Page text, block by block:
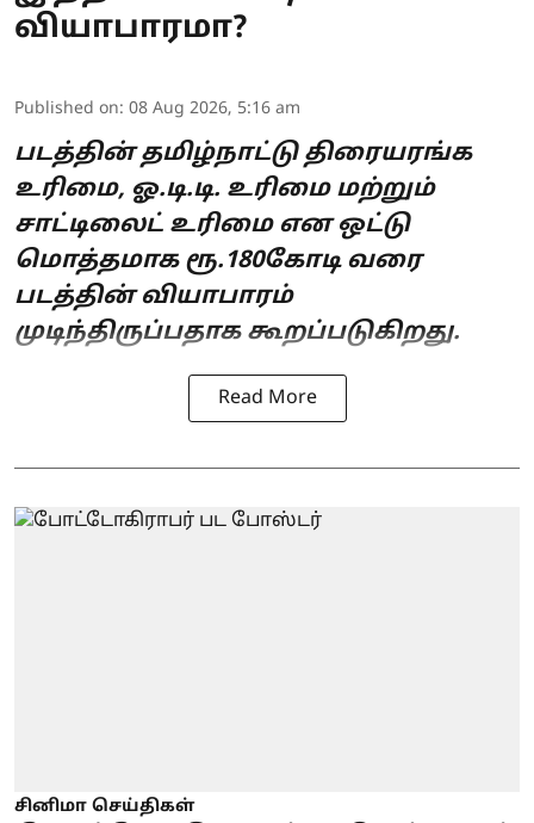
வியாபாரமா?
Published on: 08 Aug 2026, 5:16 am
படத்தின் தமிழ்நாட்டு திரையரங்க
உரிமை, ஓ.டி.டி. உரிமை மற்றும்
சாட்டிலைட் உரிமை என ஒட்டு
மொத்தமாக ரூ.180கோடி வரை
படத்தின் வியாபாரம்
முடிந்திருப்பதாக கூறப்படுகிறது.
Read More
சினிமா செய்திகள்